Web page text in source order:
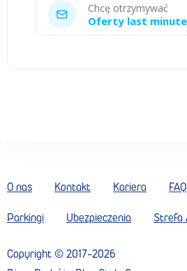
Chcę otrzymywać
Oferty last minute
O nas Kontakt Kariera FAQ
Parkingi Ubezpieczenia Strefa
Copyright © 2017-2026